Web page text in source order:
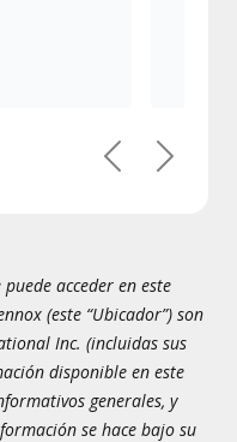
Anterior
acceder en este
(este “Ubicador”) son
Inc. (incluidas sus
disponible en este
generales, y
se hace bajo su